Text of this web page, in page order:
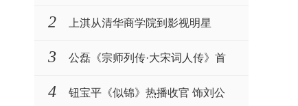
肖战张婧仪演绎权谋与···
2 上淇从清华商学院到影视明星
3 公磊《宗师列传·大宋词人传》首
播 化身名相一同见···
4 钮宝平《似锦》热播收官 饰刘公